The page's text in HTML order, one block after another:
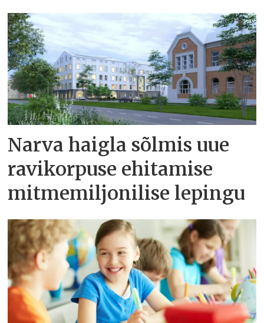
Narva haigla sõlmis uue
ravikorpuse ehitamise
mitmemiljonilise lepingu